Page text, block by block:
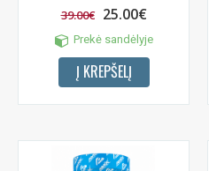
39.00€ 25.00€
Prekė sandėlyje
Į KREPŠELĮ